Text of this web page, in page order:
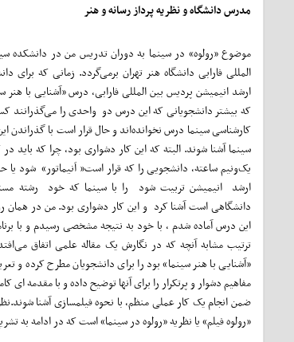
مدرس دانشگاه و نظریه پرداز رسانه و هنر
موضوع «رولوه» در سینما به دوران تدریس من در دانشکده
المللی فارابی دانشگاه هنر تهران برمی‌گردد. زمانی که برای
ارشد انیمیشن پردیس بین المللی فارابی، درس «آشنایی با هنر
که بیشتر دانشجویانی که این درس دو واحدی را می‌گذرانند
کارشناسی سینما درس نخوانده‌اند و حال قرار است با گذراندن
یک‌ونیم ساعته، دانشجویی را که قرار است« اَنیماتور» شود یا
ارشد انیمیشن تربیت شود را با سینما که خود رشته
دانشگاهی است آشنا کرد و این کار دشواری بود. من در همان
این درس آماده شدم ، با خود به نتیجه مشخصی رسیدم و با
ترتیب مشابه آنچه که در نگارش یک مقاله علمی اتفاق
«آشنایی با هنر سینما» بود را برای دانشجویان مطرح
مفاهیم دشوار و پرتکرار را برای آنها توضیح داده و با
«رولوه فیلم» یا نظریه «رولوه در سینما» است که در ادامه به